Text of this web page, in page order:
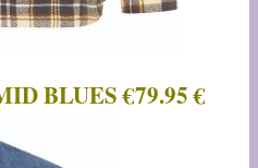
BLUES €79.95 €